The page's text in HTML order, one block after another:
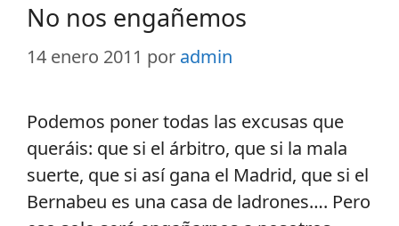
No nos engañemos
14 enero 2011 por admin
Podemos poner todas las excusas que
queráis: que si el árbitro, que si la mala
suerte, que si así gana el Madrid, que si el
Bernabeu es una casa de ladrones…. Pero